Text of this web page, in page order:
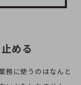
める
務に使うのはなんと